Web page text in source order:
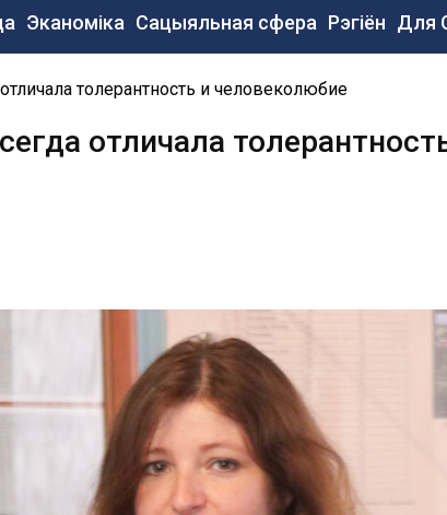
Эканоміка Сацыяльная сфера Рэгіён Для
толерантность и человеколюбие
отличала